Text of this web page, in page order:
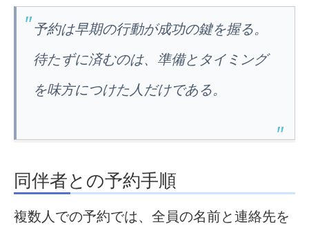
予約は早期の行動が成功の鍵を握る。
待たずに済むのは、準備とタイミング
を味方につけた人だけである。
同伴者との予約手順
複数人での予約では、全員の名前と連絡先を